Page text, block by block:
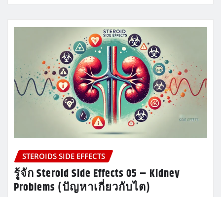
STEROIDS SIDE EFFECTS
รู้จัก Steroid Side Effects 05 – Kidney
Problems (ปัญหาเกี่ยวกับไต)